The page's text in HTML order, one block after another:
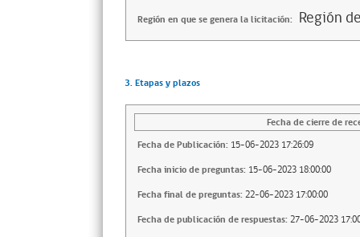
Región en que se genera la licitación: Región
3. Etapas y plazos
Fecha de cierre de
Fecha de Publicación: 15-06-2023 17:26:09
Fecha inicio de preguntas: 15-06-2023 18:00:00
Fecha final de preguntas: 22-06-2023 17:00:00
Fecha de publicación de respuestas: 27-06-2023